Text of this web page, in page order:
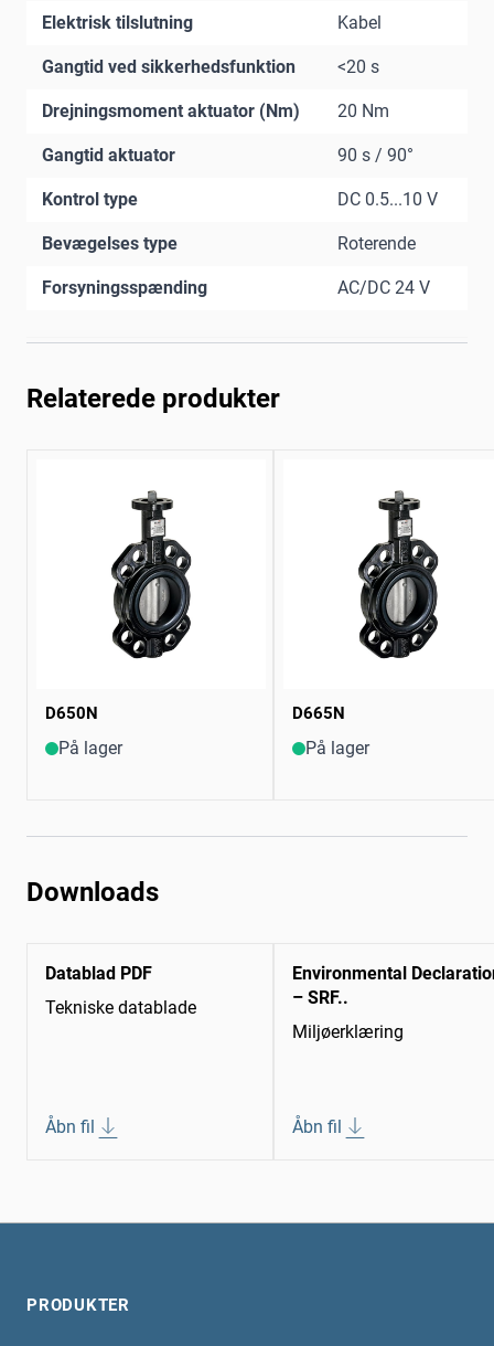
Elektrisk tilslutning Kabel
Gangtid ved sikkerhedsfunktion <20 s
Drejningsmoment aktuator (Nm) 20 Nm
Gangtid aktuator 90 s / 90°
Kontrol type DC 0.5...10 V
Bevægelses type Roterende
Forsyningsspænding AC/DC 24 V
Relaterede produkter
D650N
På lager
D665N
På lager
Downloads
Datablad PDF
Tekniske datablade
Åbn fil
Environmental
– SRF..
Miljøerklæring
Åbn fil
PRODUKTER